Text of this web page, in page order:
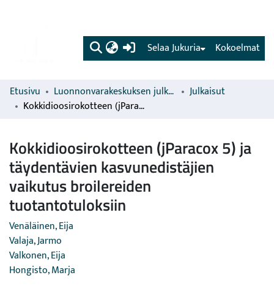
(current) Kokoelmat
Selaa Jukuria
Etusivu Luonnonvarakeskuksen julkaisut
Julkaisut
Kokkidioosirokotteen (jParacox 5) ja täydentävien kasvunedistäjien vaikutus broilereiden tuotantotuloksiin
Kokkidioosirokotteen (jParacox 5) ja
täydentävien kasvunedistäjien
vaikutus broilereiden
tuotantotuloksiin
Venäläinen, Eija
Valaja, Jarmo
Valkonen, Eija
Hongisto, Marja